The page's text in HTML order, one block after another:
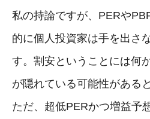
私の持論ですが、PERや
的に個人投資家は手を出さ
す。割安ということには何
が隠れている可能性がある
ただ、超低PERかつ増益予